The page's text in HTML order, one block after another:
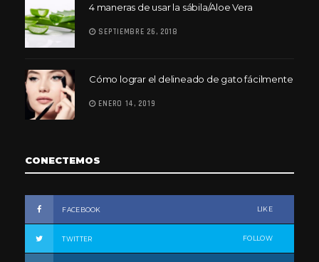
4 maneras de usar la sábila/Aloe Vera
SEPTIEMBRE 26, 2018
Cómo lograr el delineado de gato fácilmente
ENERO 14, 2019
CONECTEMOS
FACEBOOK LIKE
TWITTER FOLLOW